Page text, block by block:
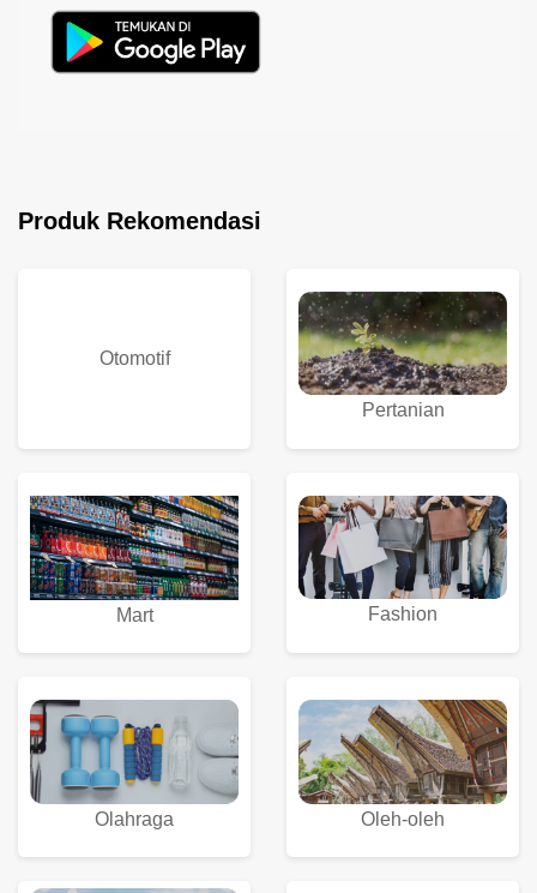
Produk Rekomendasi
Otomotif
Pertanian
Mart Fashion
Olahraga Oleh-oleh